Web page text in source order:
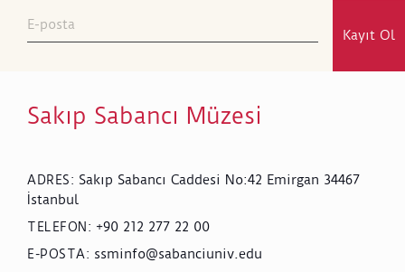
Kayıt Ol
Sakıp Sabancı Müzesi
ADRES: Sakıp Sabancı Caddesi No:42 Emirgan 34467
İstanbul
TELEFON : +90 212 277 22 00
E-POSTA: ssminfo@sabanciuniv.edu